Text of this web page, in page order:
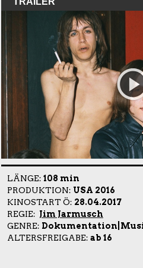
LÄNGE: 108 min
PRODUKTION: USA 2016
KINOSTART Ö: 28.04.2017
REGIE: Jim Jarmusch
GENRE:
ALTERSFREIGABE: ab 16